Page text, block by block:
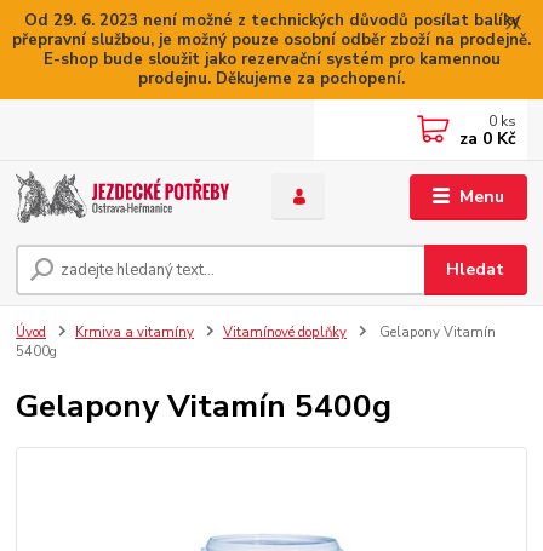
Od 29. 6. 2023 není možné z technických důvodů posílat balíky
přepravní službou, je možný pouze osobní odběr zboží na prodejně.
E-shop bude sloužit jako rezervační systém pro kamennou
prodejnu. Děkujeme za pochopení.
Menu
Hledat
0 ks
za 0 Kč
Úvod Krmiva a vitamíny Vitamínové doplňky
Gelapony Vitamín
5400g
Gelapony Vitamín 5400g